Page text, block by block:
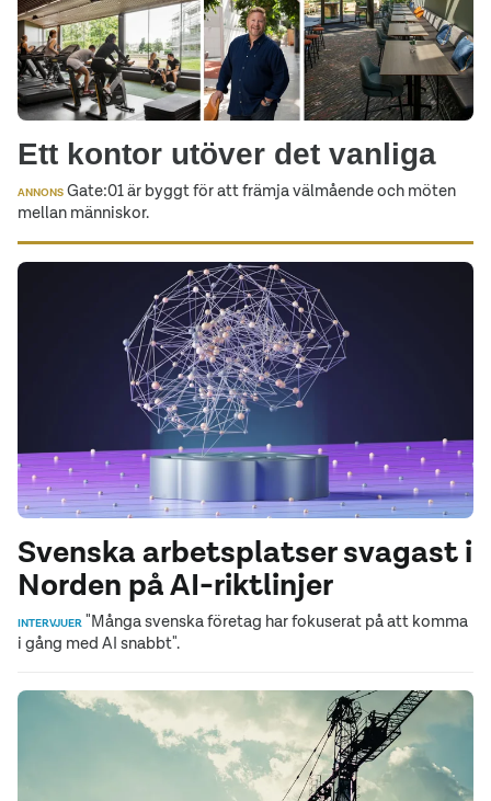
Ett kontor utöver det vanliga
ANNONS Gate:01 är byggt för att främja välmående och möten
mellan människor.
Svenska arbetsplatser svagast i
Norden på AI-riktlinjer
INTERVJUER "Många svenska företag har fokuserat på att komma
i gång med AI snabbt".